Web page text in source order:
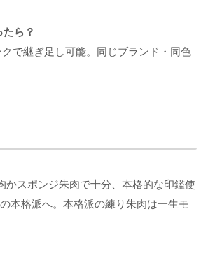
ら？
で継ぎ足し可能。同じブランド・同色
かスポンジ朱肉で十分、本格的な印鑑使
本格派へ。本格派の練り朱肉は一生モ